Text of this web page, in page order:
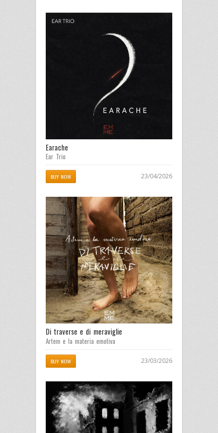
Earache
Ear Trio
BUY NOW 23/04/2026
Di traverse e di meraviglie
Artem e la materia emotiva
BUY NOW 23/03/2026